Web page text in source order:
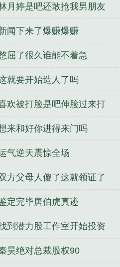
月婷是吧还敢抢我男朋友
闻下来了爆赚爆赚
屈了很久谁能不着急
就要开始造人了吗
欢被打脸是吧伸脸过来打
来和好你进得来门吗
气逆天震惊全场
方父母人傻了这就领证了
定完毕唐伯虎真迹
到潜力股工作室开始投资
昊绝对总裁股权90